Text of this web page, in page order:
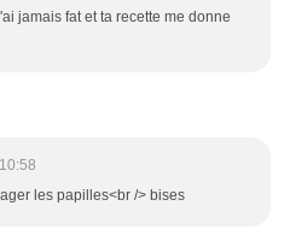
jamais fat et ta recette me donne
les papilles<br /> bises